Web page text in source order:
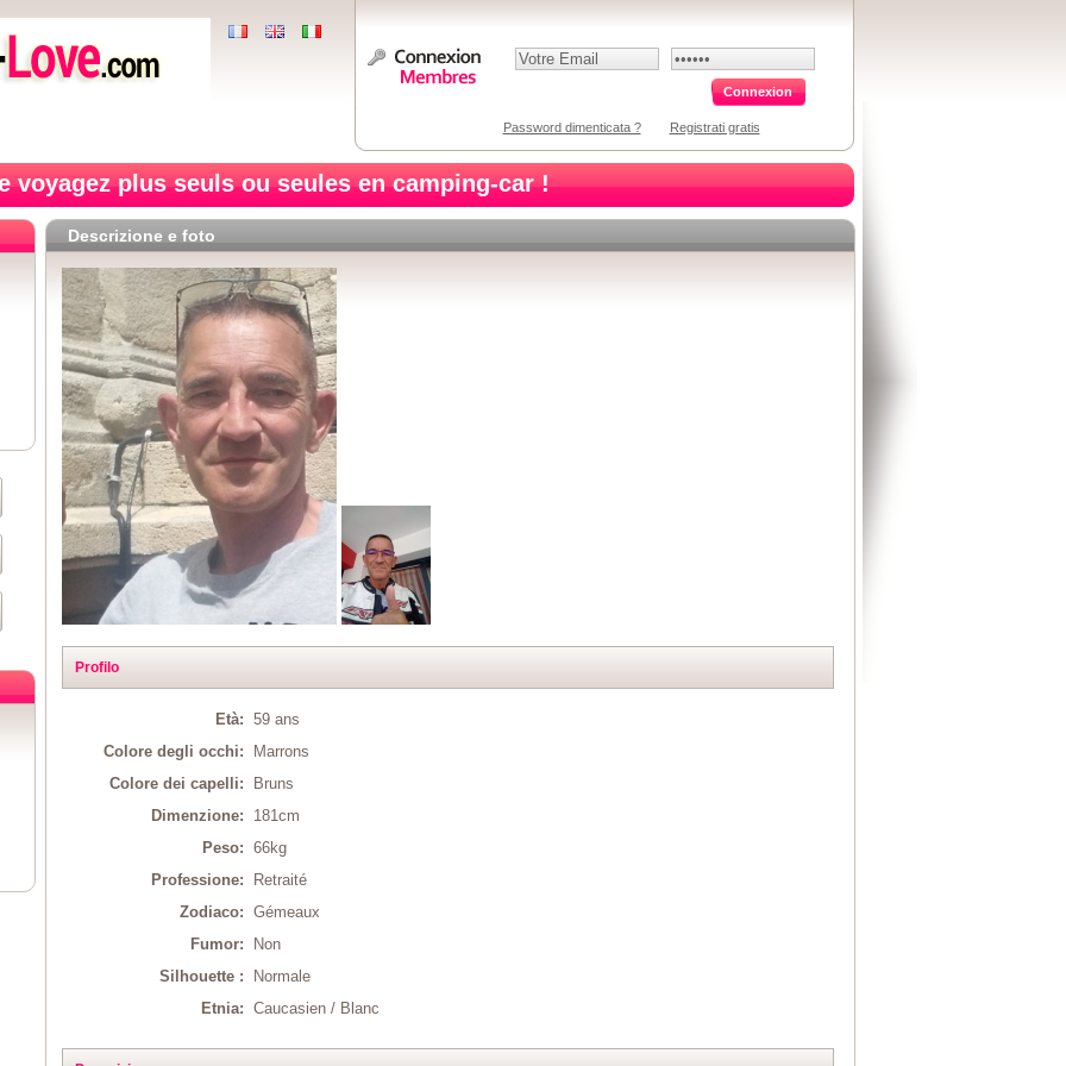
Password dimenticata ? Registrati gratis
voyagez plus seuls ou seules en camping-car !
Descrizione e foto
Profilo
Età:
59 ans
Colore degli occhi:
Marrons
Colore dei capelli:
Bruns
Dimenzione:
181cm
Peso:
66kg
Professione:
Retraité
Zodiaco:
Gémeaux
Fumor:
Non
Silhouette :
Normale
Etnia:
Caucasien / Blanc